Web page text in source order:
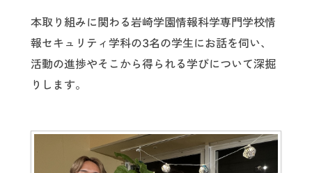
本取り組みに関わる岩崎学園情報科学専門学校情
報セキュリティ学科の3名の学生にお話を伺い、
活動の進捗やそこから得られる学びについて深掘
りします。